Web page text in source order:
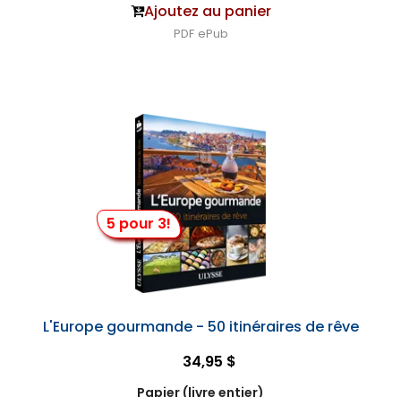
Ajoutez au panier
PDF ePub
5 pour 3!
L'Europe gourmande - 50 itinéraires de rêve
34,95 $
Papier (livre entier)